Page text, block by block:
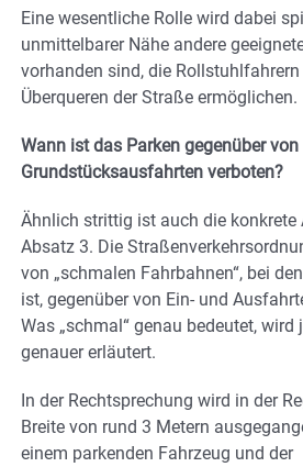
Eine wesentliche Rolle wird dabei
unmittelbarer Nähe andere
vorhanden sind, die
Überqueren der Straße ermöglichen.
Wann ist das Parken gegenüber von
Grundstücksausfahrten verboten?
Ähnlich strittig ist auch die konkrete
Absatz 3. Die
von „schmalen Fahrbahnen“, bei
ist, gegenüber von Ein- und
Was „schmal“ genau bedeutet, wird
genauer erläutert.
In der Rechtsprechung wird in der
Breite von rund 3 Metern
einem parkenden Fahrzeug und der